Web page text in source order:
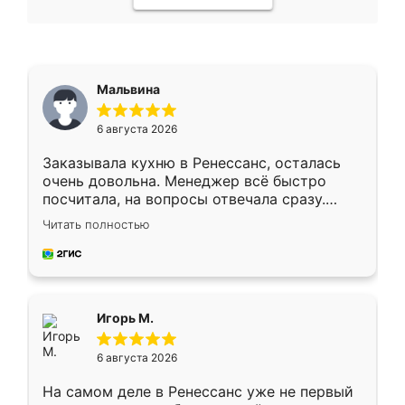
Мальвина
6 августа 2026
Заказывала кухню в Ренессанс, осталась
очень довольна. Менеджер всё быстро
посчитала, на вопросы отвечала сразу.
Замерщик приехал в субботу, подошёл к
делу со всей ответственностью. Собрали
за день, ребята работали аккуратно, даже
Читать полностью
Игорь М.
6 августа 2026
На самом деле в Ренессанс уже не первый